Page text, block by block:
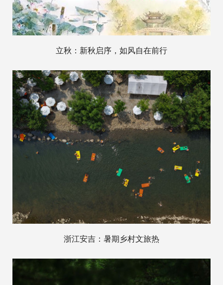
立秋：新秋启序，如风自在前行
浙江安吉：暑期乡村文旅热